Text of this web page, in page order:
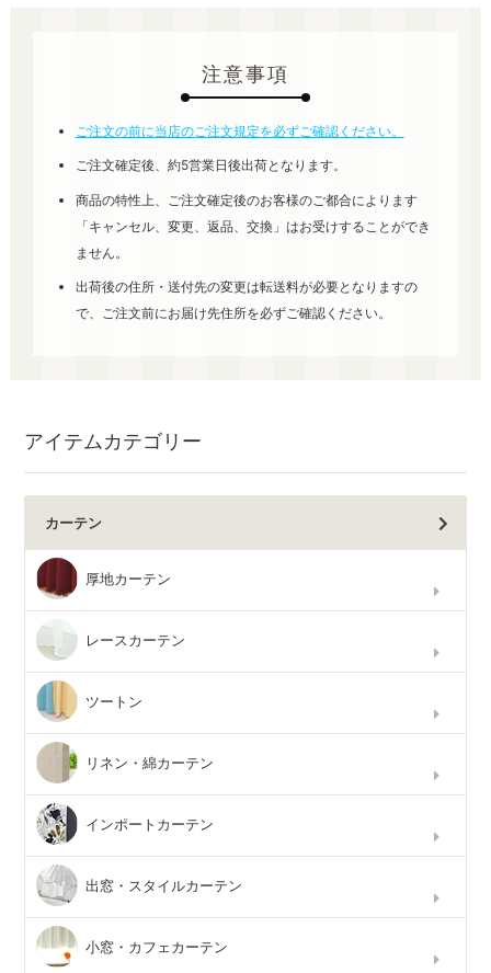
注意事項
ご注文の前に当店のご注文規定を必ずご確認ください。
ご注文確定後、約5営業日後出荷となります。
商品の特性上、ご注文確定後のお客様のご都合によります
「キャンセル、変更、返品、交換」はお受けすることができ
ません。
出荷後の住所・送付先の変更は転送料が必要となりますの
で、ご注文前にお届け先住所を必ずご確認ください。
アイテムカテゴリー
カーテン
厚地カーテン
レースカーテン
ツートン
リネン・綿カーテン
インポートカーテン
出窓・スタイルカーテン
小窓・カフェカーテン